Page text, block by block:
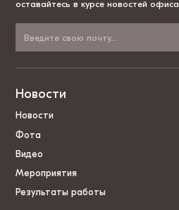
оставайтесь в курсе новостей офиса
Новости
Новости
Фота
Видео
Мероприятия
Результаты работы